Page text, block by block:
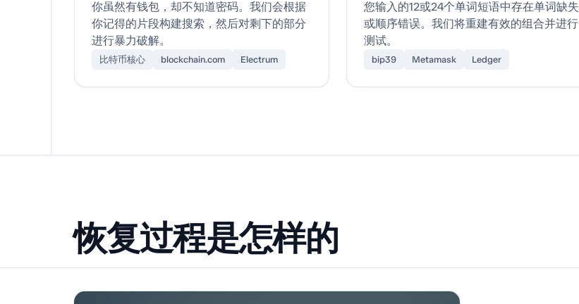
你虽然有钱包，却不知道密码。我们会根据
你记得的片段构建搜索，然后对剩下的部分
进行暴力破解。
比特币核心 blockchain.com Electrum
您输入的12或24个单词短语中存在单词缺失
或顺序错误。我们将重建有效的组合并进行
测试。
bip39 Metamask Ledger
恢复过程是怎样的